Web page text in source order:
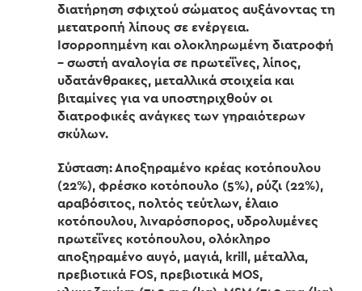
διατήρηση σφιχτού σώματος αυξάνοντας τη
μετατροπή λίπους σε ενέργεια.
Ισορροπημένη και ολοκληρωμένη διατροφή
– σωστή αναλογία σε πρωτεΐνες, λίπος,
υδατάνθρακες, μεταλλικά στοιχεία και
βιταμίνες για να υποστηριχθούν οι
διατροφικές ανάγκες των γηραιότερων
σκύλων.
Σύσταση: Αποξηραμένο κρέας κοτόπουλου
(22%), φρέσκο κοτόπουλο (5%), ρύζι (22%),
αραβόσιτος, πολτός τεύτλων, έλαιο
κοτόπουλου, λιναρόσπορος, υδρολυμένες
πρωτεΐνες κοτόπουλου, ολόκληρο
αποξηραμένο αυγό, μαγιά, krill, μέταλλα,
πρεβιοτικά FOS, πρεβιοτικά MOS,